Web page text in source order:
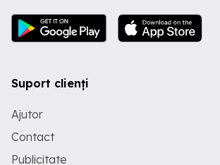
Suport clienți
Ajutor
Contact
Publicitate